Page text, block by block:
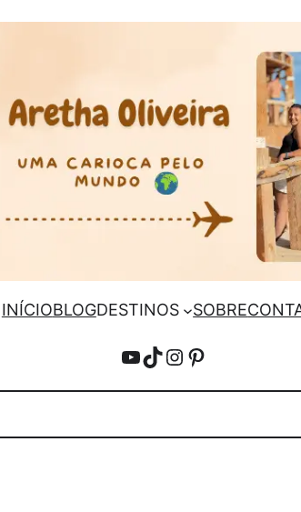
INÍCIOBLOGDESTINOS SOBRE
YouTube
TikTok
Instagram
Pinterest